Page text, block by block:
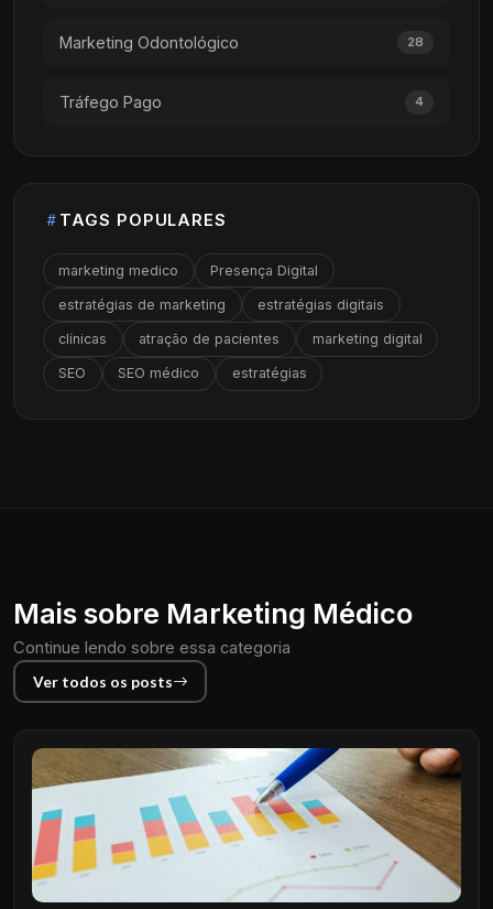
Marketing Odontológico 28
Tráfego Pago 4
TAGS POPULARES
marketing medico Presença Digital
estratégias de marketing estratégias digitais
clínicas atração de pacientes marketing digital
SEO SEO médico estratégias
Mais sobre Marketing Médico
Continue lendo sobre essa categoria
Ver todos os posts